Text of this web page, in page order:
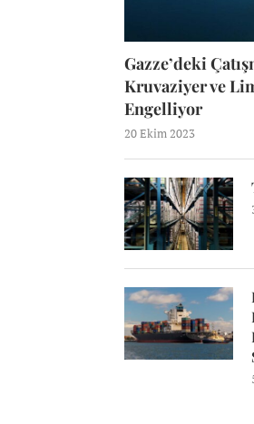
Gazze’deki
Kruvaziyer ve
Engelliyor
20 Ekim 2023